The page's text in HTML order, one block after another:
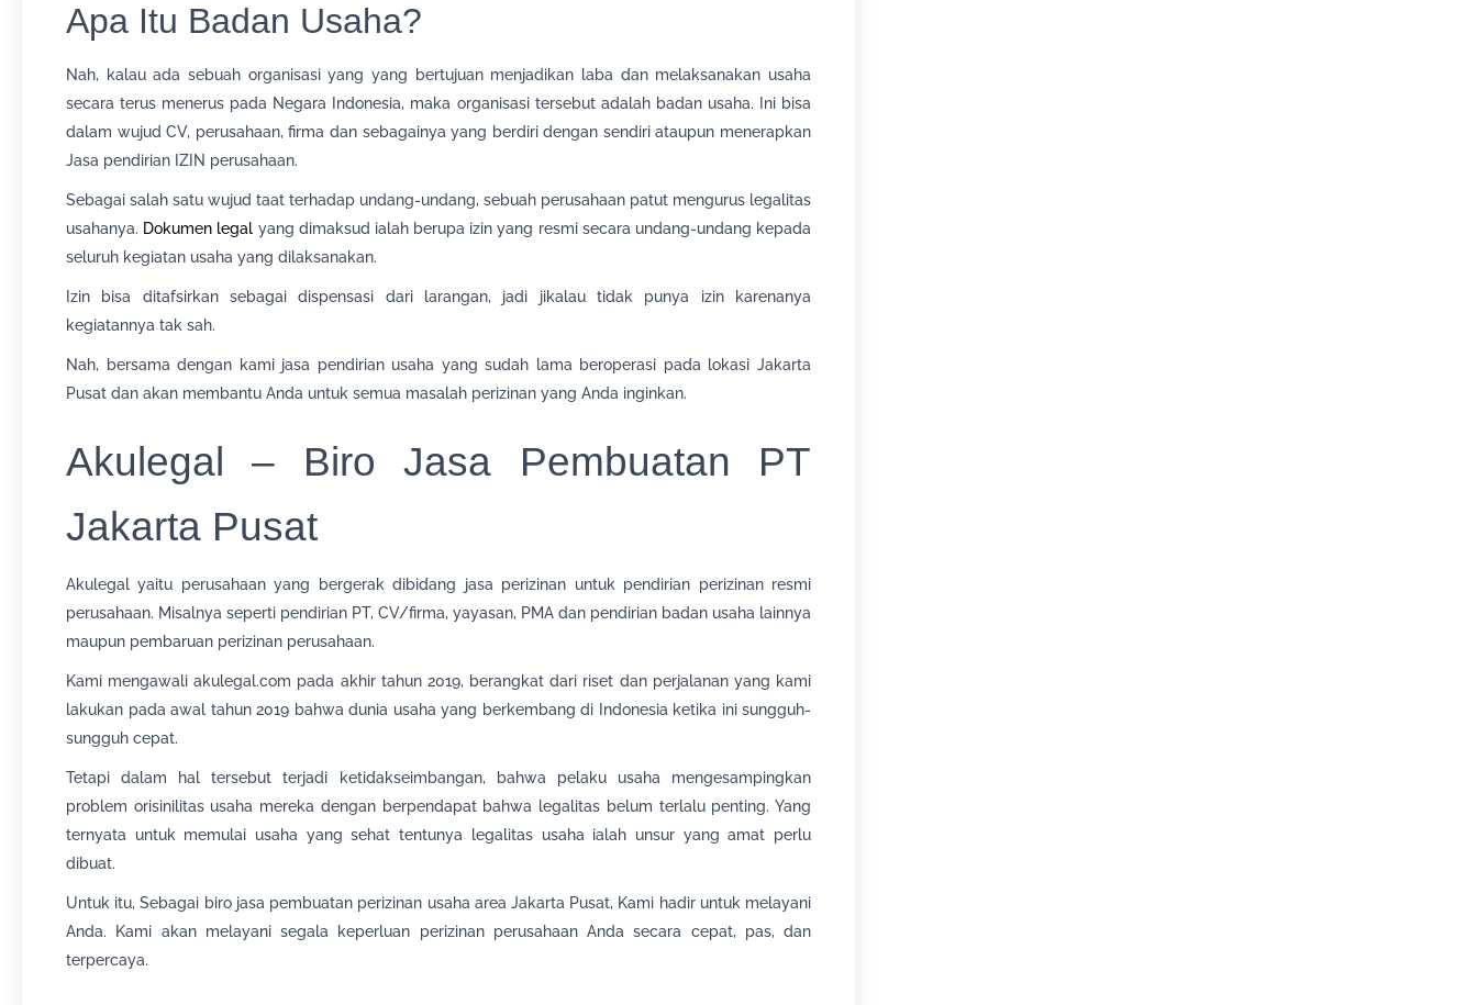
Apa Itu Badan Usaha?
Nah, kalau ada sebuah organisasi yang yang bertujuan menjadikan laba dan melaksanakan usaha
secara terus menerus pada Negara Indonesia, maka organisasi tersebut adalah badan usaha. Ini bisa
dalam wujud CV, perusahaan, firma dan sebagainya yang berdiri dengan sendiri ataupun menerapkan
Jasa pendirian IZIN perusahaan.
Sebagai salah satu wujud taat terhadap undang-undang, sebuah perusahaan patut mengurus legalitas
usahanya. Dokumen legal yang dimaksud ialah berupa izin yang resmi secara undang-undang kepada
seluruh kegiatan usaha yang dilaksanakan.
Izin bisa ditafsirkan sebagai dispensasi dari larangan, jadi jikalau tidak punya izin karenanya
kegiatannya tak sah.
Nah, bersama dengan kami jasa pendirian usaha yang sudah lama beroperasi pada lokasi Jakarta
Pusat dan akan membantu Anda untuk semua masalah perizinan yang Anda inginkan.
Akulegal – Biro Jasa Pembuatan PT
Jakarta Pusat
Akulegal yaitu perusahaan yang bergerak dibidang jasa perizinan untuk pendirian perizinan resmi
perusahaan. Misalnya seperti pendirian PT, CV/firma, yayasan, PMA dan pendirian badan usaha lainnya
maupun pembaruan perizinan perusahaan.
Kami mengawali akulegal.com pada akhir tahun 2019, berangkat dari riset dan perjalanan yang kami
lakukan pada awal tahun 2019 bahwa dunia usaha yang berkembang di Indonesia ketika ini sungguh-
sungguh cepat.
Tetapi dalam hal tersebut terjadi ketidakseimbangan, bahwa pelaku usaha mengesampingkan
problem orisinilitas usaha mereka dengan berpendapat bahwa legalitas belum terlalu penting. Yang
ternyata untuk memulai usaha yang sehat tentunya legalitas usaha ialah unsur yang amat perlu
dibuat.
Untuk itu, Sebagai biro jasa pembuatan perizinan usaha area Jakarta Pusat, Kami hadir untuk melayani
Anda. Kami akan melayani segala keperluan perizinan perusahaan Anda secara cepat, pas, dan
terpercaya.